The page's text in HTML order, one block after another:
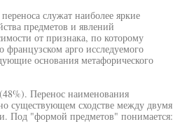
служат наиболее яркие
предметов и явлений
от признака, по которому
французском арго исследуемого
основания метафорического
Перенос наименования
существующем сходстве между двумя
Под "формой предметов" понимается: